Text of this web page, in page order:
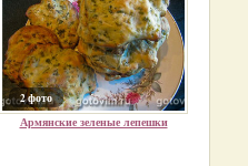
2 фото
Армянские зеленые лепешки